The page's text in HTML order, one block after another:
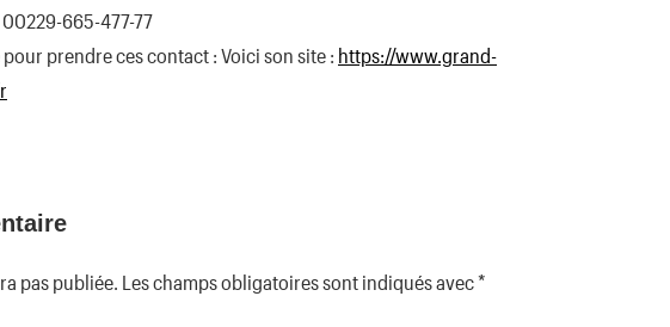
665-477-77
prendre ces contact : Voici son site : https://www.grand-
pas publiée. Les champs obligatoires sont indiqués avec*